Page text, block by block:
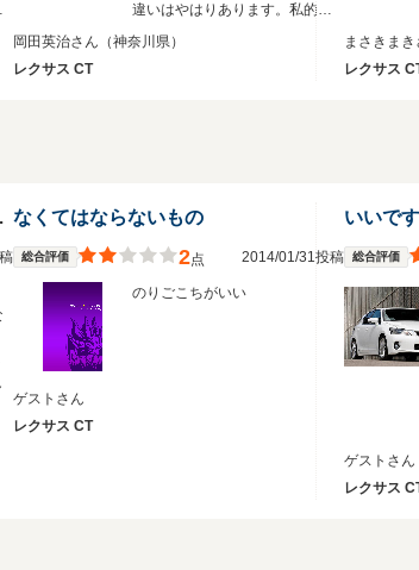
違いはやはりあります。私的に
は静粛性とオーディオの出来は
岡田英治さん （神奈川県）
レクサス CT
まさきまき
レクサス
ディ なくてはならないもの
総合評価 2点 2014/01/31投稿
のりごこちがいい
ゲストさん
レクサス CT
いいです
総合評価
ゲストさん
レクサス